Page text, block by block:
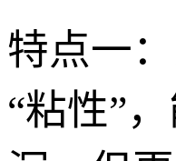
特点一
“粘性”